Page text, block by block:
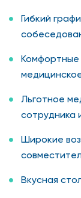
Гибкий
Комфортные
Льготное
сотрудника
Широкие
Вкусная